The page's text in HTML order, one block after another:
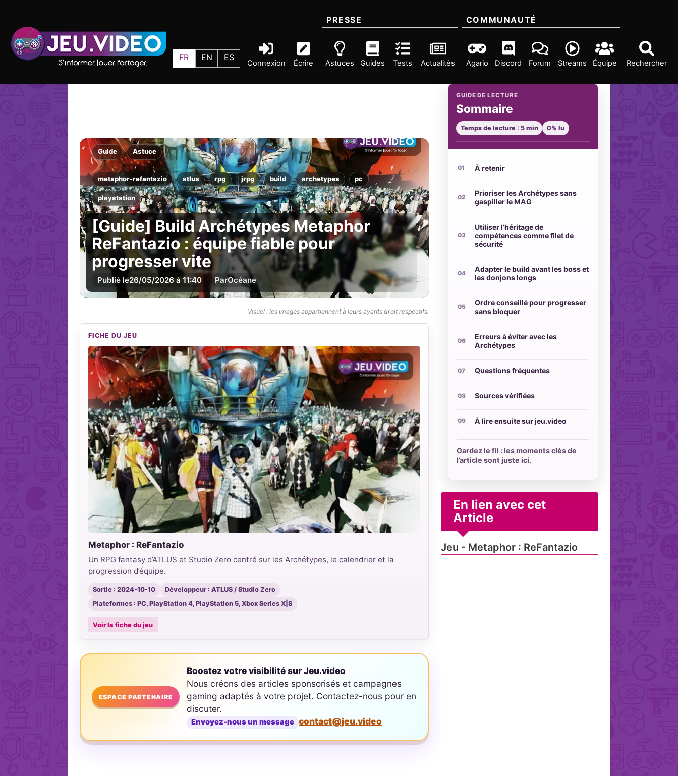
FR EN ES
Connexion Écrire Rechercher
PRESSE
Astuces Guides Tests Actualités
COMMUNAUTÉ
Agario Discord Forum Streams Équipe
Guide Astuce
metaphor-refantazio atlus rpg jrpg build archetypes pc
playstation
[Guide] Build Archétypes Metaphor
ReFantazio : équipe fiable pour
progresser vite
Publié le26/05/2026 à 11:40 ParOcéane
Visuel : les images appartiennent à leurs ayants droit respectifs.
FICHE DU JEU
Metaphor : ReFantazio
Un RPG fantasy d’ATLUS et Studio Zero centré sur les Archétypes, le calendrier et la
progression d’équipe.
Sortie : 2024-10-10
Développeur : ATLUS / Studio Zero
Plateformes : PC, PlayStation 4, PlayStation 5, Xbox Series X|S
Voir la fiche du jeu
ESPACE PARTENAIRE
Boostez votre visibilité sur Jeu.video
Nous créons des articles sponsorisés et campagnes
gaming adaptés à votre projet. Contactez-nous pour en
discuter.
Envoyez-nous un message contact@jeu.video
GUIDE DE LECTURE
Sommaire
Temps de lecture : 5 min 0% lu
À retenir
Prioriser les Archétypes sans
gaspiller le MAG
Utiliser l’héritage de
compétences comme filet de
sécurité
Adapter le build avant les boss et
les donjons longs
Ordre conseillé pour progresser
sans bloquer
Erreurs à éviter avec les
Archétypes
Questions fréquentes
Sources vérifiées
À lire ensuite sur jeu.video
Gardez le fil : les moments clés de
l’article sont juste ici.
En lien avec cet
Article
Jeu - Metaphor : ReFantazio